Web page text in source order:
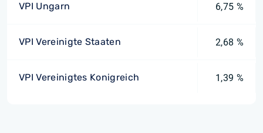
VPI Ungarn 6,75 %
VPI Vereinigte Staaten 2,68 %
VPI Vereinigtes Konigreich 1,39 %